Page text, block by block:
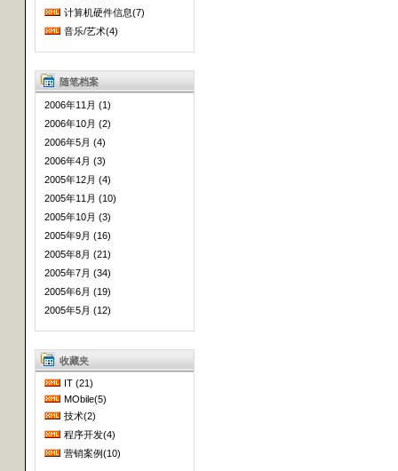
计算机硬件信息(7)
音乐/艺术(4)
随笔档案
2006年11月 (1)
2006年10月 (2)
2006年5月 (4)
2006年4月 (3)
2005年12月 (4)
2005年11月 (10)
2005年10月 (3)
2005年9月 (16)
2005年8月 (21)
2005年7月 (34)
2005年6月 (19)
2005年5月 (12)
收藏夹
IT (21)
MObile(5)
技术(2)
程序开发(4)
营销案例(10)